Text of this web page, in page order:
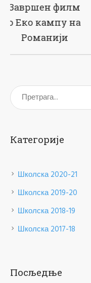
ИЗВЈЕШТАЈ О
РЕАЛИЗАЦИЈИ
ЕКО КАМПА
Категорије
Школска 2020-21
Школска 2019-20
Школска 2018-19
Школска 2017-18
Посљедње